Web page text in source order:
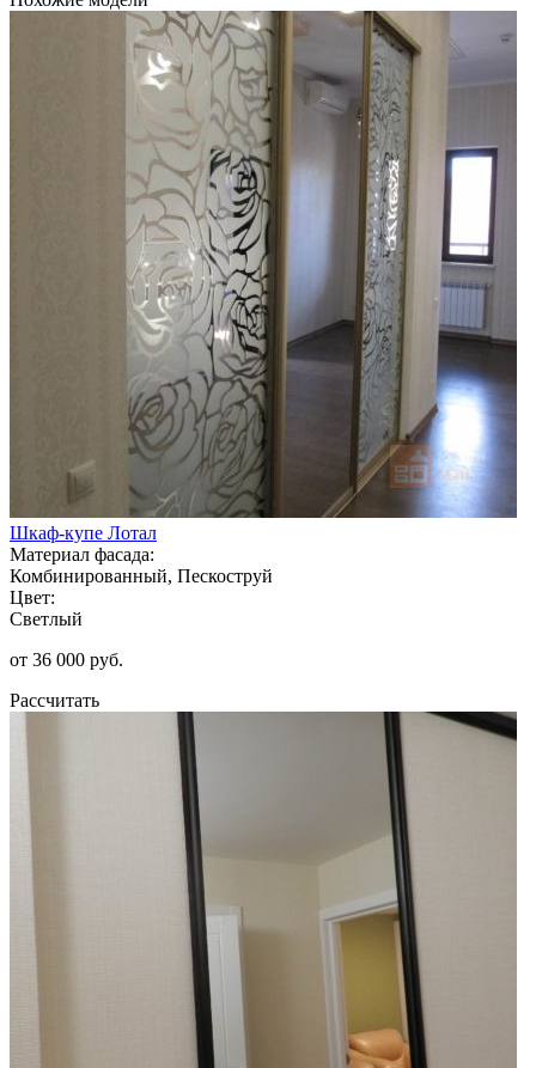
Шкаф-купе Лотал
Материал фасада:
Комбинированный, Пескоструй
Цвет:
Светлый
от 36 000 руб.
Рассчитать